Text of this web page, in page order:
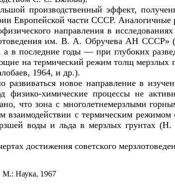
производственный эффект,
Европейской части СССР.
направления в
им. В. А. Обручева АН СССР»
а в последние годы — при глубоких
на термический режим толщ
1964, и др.).
развиваться новое направление в
физико-химические процессы не
что зона с многолетнемерзлыми
взаимодействии с термическим
воды и льда в мерзлых грунтах
достижения советского
М.: Наука, 1967